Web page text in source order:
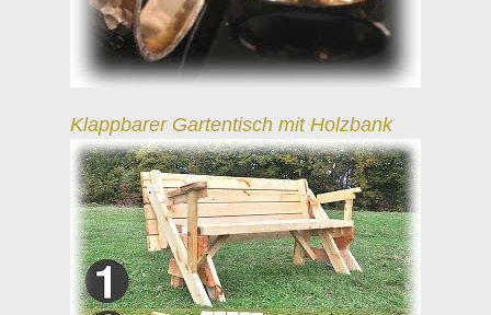
Klappbarer Gartentisch mit Holzbank